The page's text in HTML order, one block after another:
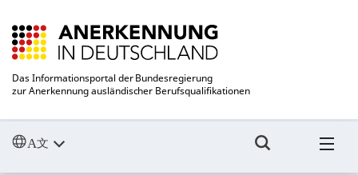
Das Informationsportal der Bundesregierung
zur Anerkennung ausländischer Berufsqualifikationen